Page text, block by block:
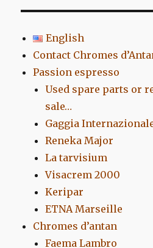
English
Contact Chromes
Passion espresso
Used spare parts or
sale…
Gaggia
Reneka Major
La tarvisium
Visacrem 2000
Keripar
ETNA Marseille
Chromes d’antan
Faema Lambro